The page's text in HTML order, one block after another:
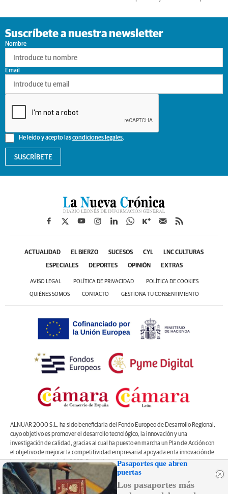
Suscríbete a nuestra newsletter
Nombre
He leído y acepto lascondiciones legales.
Email
SUSCRÍBETE
ACTUALIDAD EL BIERZO SUCESOS CYL LNC CULTURAS
ESPECIALES DEPORTES OPINIÓN EXTRAS
AVISO LEGAL POLÍTICA DE PRIVACIDAD POLÍTICA DE COOKIES
QUIÉNES SOMOS CONTACTO GESTIONA TU CONSENTIMIENTO
ALNUAR 2000 S.L. ha sido beneficiaria del Fondo Europeo de Desarrollo Regional,
cuyo objetivo es promover el desarrollo tecnológico, la innovación y una
investigación de calidad, gracias al cual ha puesto en marcha un Plan de Acción con
el objetivo de mejorar la competitividad empresarial apoyada en la innovación de
la pyme, durante el año 2025. Para ello ha contado con el apoyo del Programa
Pyme Innova de la Cámara de Comercio de León#EuropaSeSiente”
Controlado por OJDinteractiva
Pasaportes que abren
puertas
Los pasaportes más